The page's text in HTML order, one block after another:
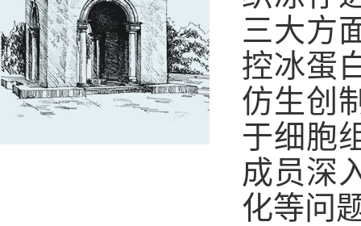
三大方
控冰蛋
仿生创
于细胞
成员深
化等问